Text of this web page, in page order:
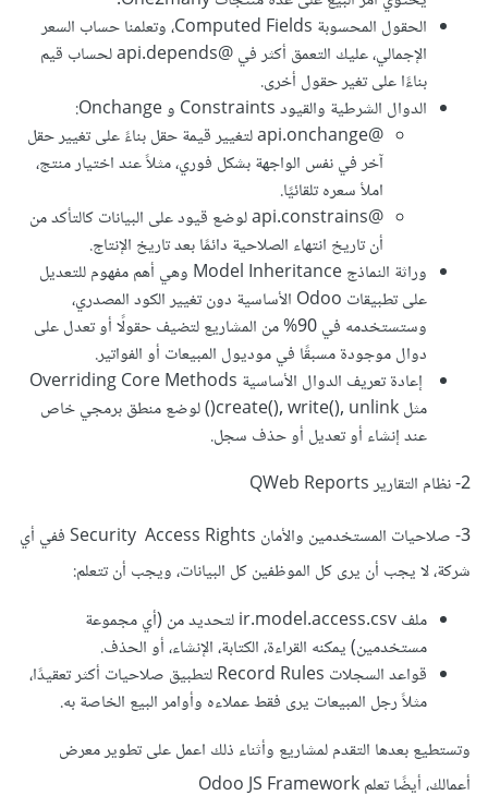
الحقول المحسوبة Computed Fields، وتعلمنا حساب السعر
الإجمالي، عليك التعمق أكثر في @api.depends لحساب قيم
بناءًا على تغير حقول أخرى.
الدوال الشرطية والقيود Constraints و Onchange:
@api.onchange لتغيير قيمة حقل بناءً على تغيير حقل
آخر في نفس الواجهة بشكل فوري، مثلاً عند اختيار منتج،
املأ سعره تلقائيًا.
@api.constrains لوضع قيود على البيانات كالتأكد من
أن تاريخ انتهاء الصلاحية دائمًا بعد تاريخ الإنتاج.
وراثة النماذج Model Inheritance وهي أهم مفهوم للتعديل
على تطبيقات Odoo الأساسية دون تغيير الكود المصدري،
وستستخدمه في 90% من المشاريع لتضيف حقولًا أو تعدل على
دوال موجودة مسبقًا في موديول المبيعات أو الفواتير.
إعادة تعريف الدوال الأساسية Overriding Core Methods
مثل create(), write(), unlink() لوضع منطق برمجي خاص
عند إنشاء أو تعديل أو حذف سجل.
2- نظام التقارير QWeb Reports
3- صلاحيات المستخدمين والأمان Security Access Rights ففي أي
شركة، لا يجب أن يرى كل الموظفين كل البيانات، ويجب أن تتعلم:
ملف ir.model.access.csv لتحديد من (أي مجموعة
مستخدمين) يمكنه القراءة، الكتابة، الإنشاء، أو الحذف.
قواعد السجلات Record Rules لتطبيق صلاحيات أكثر تعقيدًا،
مثلاً رجل المبيعات يرى فقط عملاءه وأوامر البيع الخاصة به.
وتستطيع بعدها التقدم لمشاريع وأثناء ذلك اعمل على تطوير معرض
أعمالك، أيضًا تعلم Odoo JS Framework